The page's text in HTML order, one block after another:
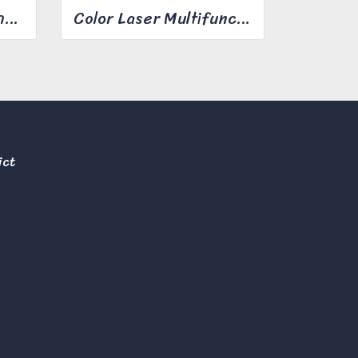
เครื่องพิมพ์อิงค์เจ็ท ความเร็วสี 25 หน้า/นาที Color Laser Multifunction Printer ApeosPort C2410SD